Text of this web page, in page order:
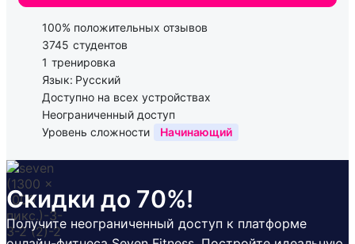
100% положительных отзывов
3745 студентов
1 тренировка
Язык: Русский
Доступно на всех устройствах
Неограниченный доступ
Уровень сложности
Начинающий
Скидки до 70%!
Получите неограниченный доступ к платформе